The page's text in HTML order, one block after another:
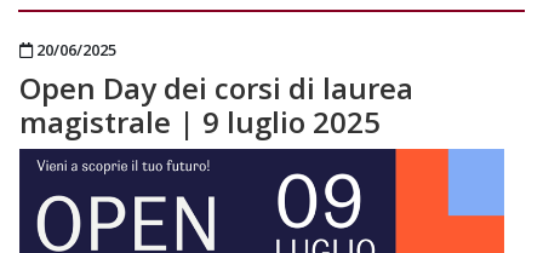
Pubblicato il
20/06/2025
Open Day dei corsi di laurea
magistrale | 9 luglio 2025